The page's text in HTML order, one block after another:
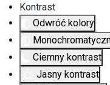
Kontrast
Odwróć kolory
Ciemny kontrast
Jasny kontrast